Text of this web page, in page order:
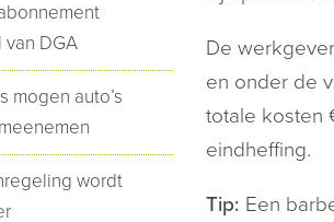
De
en onder de
totale kosten
eindheffing.
Tip: Een
DGA
mogen auto’s
wordt